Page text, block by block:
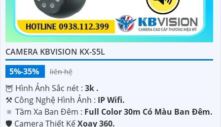
CAMERA KBVISION KX-S5L
5%-35%
liên hệ
🦉 Hình Ảnh Sắc nét : 3k .
⚒ Công Nghệ Hình Ảnh : IP Wifi.
🔅 Tầm Xa Ban Đêm : Full Color 30m Có Màu Ban Ðêm.
🛡 Camera Thiết KếXoay 360.